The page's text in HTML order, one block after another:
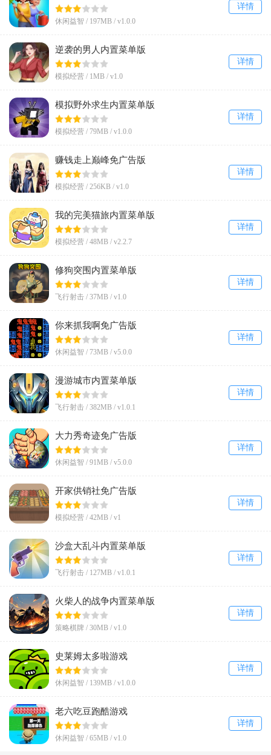
休闲益智 / 197MB / v1.0.0
详情
逆袭的男人内置菜单版
模拟经营 / 1MB / v1.0
详情
模拟野外求生内置菜单版
模拟经营 / 79MB / v1.0.0
详情
赚钱走上巅峰免广告版
模拟经营 / 256KB / v1.0
详情
我的完美猫旅内置菜单版
模拟经营 / 48MB / v2.2.7
详情
修狗突围内置菜单版
飞行射击 / 37MB / v1.0
详情
你来抓我啊免广告版
休闲益智 / 73MB / v5.0.0
详情
漫游城市内置菜单版
飞行射击 / 382MB / v1.0.1
详情
大力秀奇迹免广告版
休闲益智 / 91MB / v5.0.0
详情
开家供销社免广告版
模拟经营 / 42MB / v1
详情
沙盒大乱斗内置菜单版
飞行射击 / 127MB / v1.0.1
详情
火柴人的战争内置菜单版
策略棋牌 / 30MB / v1.0
详情
史莱姆太多啦游戏
休闲益智 / 139MB / v1.0.0
详情
老六吃豆跑酷游戏
休闲益智 / 65MB / v1.0
详情